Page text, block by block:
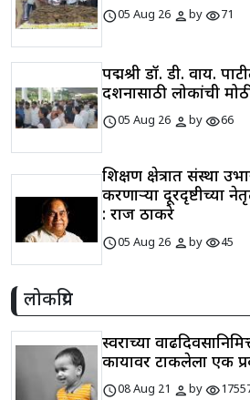
schedule05 Aug 26 personbyvisibility71
पद्मश्री डॉ. डी. वाय.
दर्शनासाठी लोकांची
schedule05 Aug 26 personbyvisibility66
शिक्षण क्षेत्रात संस्था
करणाऱ्या दूरदृष्टीच्या
: राज ठाकरे
schedule05 Aug 26 personbyvisibility45
लोकप्रिय
स्वराच्या
कार्यावर टाकलेला एक
schedule08 Aug 21 personbyvisibility